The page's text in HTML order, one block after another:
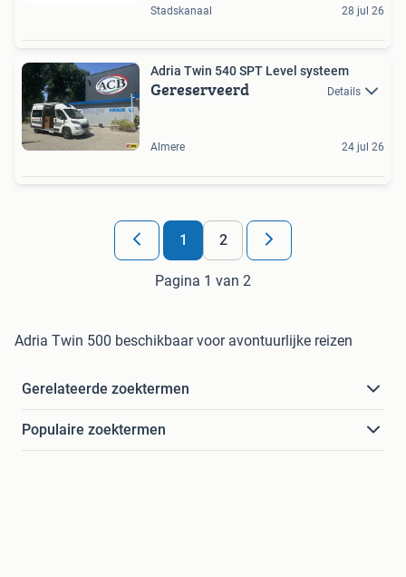
Stadskanaal 28 jul 26
Adria Twin 540 SPT Level systeem
Gereserveerd Details
Almere 24 jul 26
1 2
Pagina 1 van 2
Adria Twin 500 beschikbaar voor avontuurlijke reizen
Gerelateerde zoektermen
Populaire zoektermen